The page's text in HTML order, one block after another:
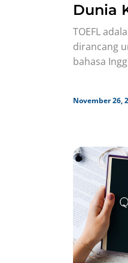
Dunia
TOEFL
dirancang
bahasa
November 26,